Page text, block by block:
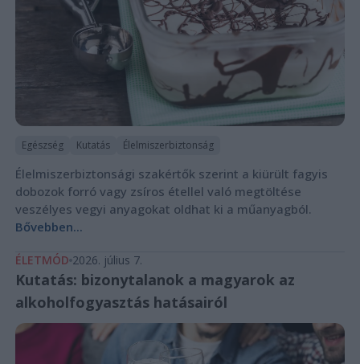
Egészség Kutatás Élelmiszerbiztonság
Élelmiszerbiztonsági szakértők szerint a kiürült fagyis
dobozok forró vagy zsíros étellel való megtöltése
veszélyes vegyi anyagokat oldhat ki a műanyagból.
Bővebben...
ÉLETMÓD 2026. július 7.
Kutatás: bizonytalanok a magyarok az
alkoholfogyasztás hatásairól